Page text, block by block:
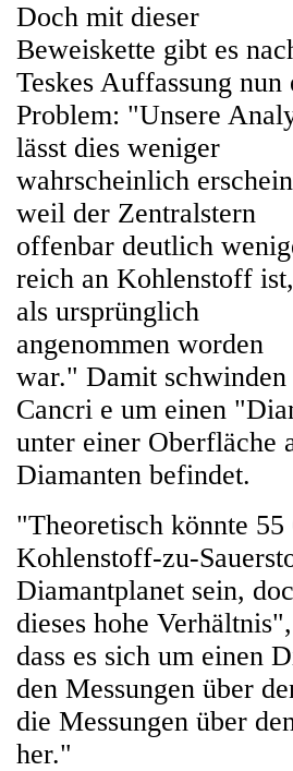
Doch mit dieser
Beweiskette gibt es
Teskes Auffassung nun
Problem: "Unsere
lässt dies weniger
wahrscheinlich
weil der Zentralstern
offenbar deutlich
reich an Kohlenstoff ist,
als ursprünglich
angenommen worden
war." Damit schwinden
Cancri e um einen
unter einer Oberfläche
Diamanten befindet.
"Theoretisch könnte
Kohlenstoff-zu-
Diamantplanet sein,
dieses hohe
dass es sich um einen
den Messungen über
die Messungen über
her."